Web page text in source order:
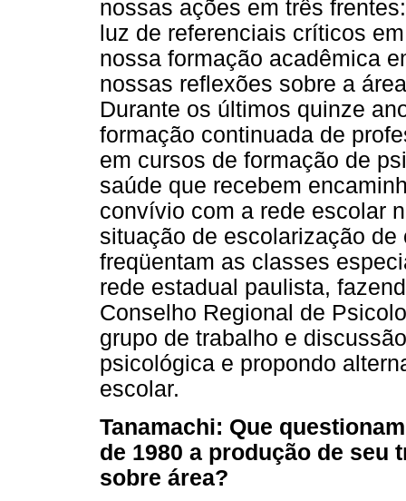
nossas ações em três
luz de referenciais críticos
nossa formação acadêmica
nossas reflexões sobre a
Durante os últimos quinze
formação continuada de
em cursos de formação de
saúde que recebem
convívio com a rede escolar
situação de escolarização
freqüentam as classes
rede estadual paulista,
Conselho Regional de
grupo de trabalho e
psicológica e propondo
escolar.
Tanamachi: Que
de 1980 a produção de seu
sobre área?